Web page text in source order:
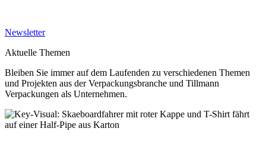
Newsletter
Aktuelle Themen
Bleiben Sie immer auf dem Laufenden zu verschiedenen Themen
und Projekten aus der Verpackungsbranche und Tillmann
Verpackungen als Unternehmen.